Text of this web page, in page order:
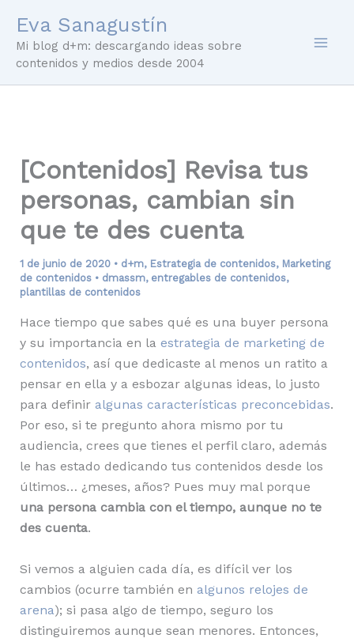
contenido
Eva Sanagustín
Mi blog d+m: descargando ideas sobre
contenidos y medios desde 2004
[Contenidos] Revisa tus
personas, cambian sin
que te des cuenta
1 de junio de 2020 • d+m, Estrategia de contenidos, Marketing
de contenidos• dmassm, entregables de contenidos,
plantillas de contenidos
Hace tiempo que sabes qué es una buyer persona
y su importancia en la estrategia de marketing de
contenidos, así que dedicaste al menos un ratito a
pensar en ella y a esbozar algunas ideas, lo justo
para definir algunas características preconcebidas.
Por eso, si te pregunto ahora mismo por tu
audiencia, crees que tienes el perfil claro, además
le has estado dedicando tus contenidos desde los
últimos… ¿meses, años? Pues muy mal porque
una persona cambia con el tiempo, aunque no te
des cuenta.
Si vemos a alguien cada día, es difícil ver los
cambios (ocurre también en algunos relojes de
arena); si pasa algo de tiempo, seguro los
distinguiremos aunque sean menores. Entonces,